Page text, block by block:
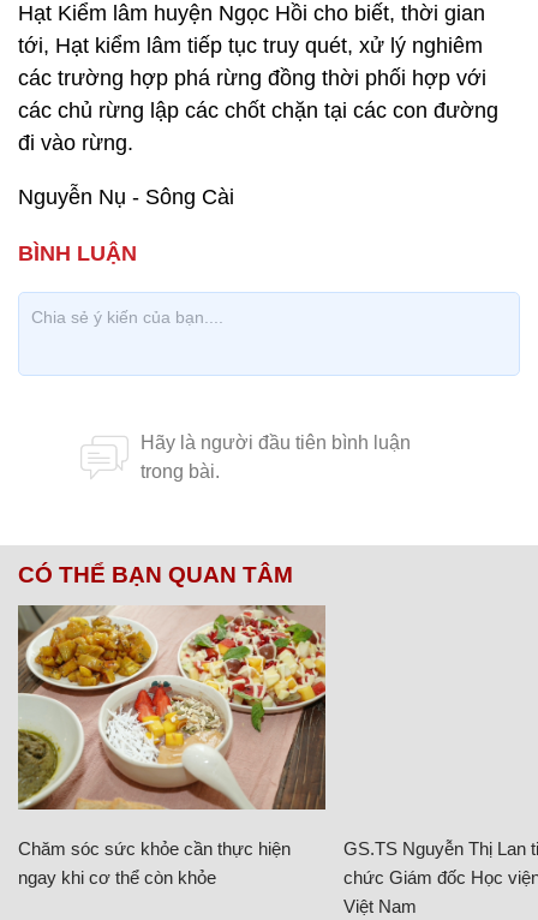
Hạt Kiểm lâm huyện Ngọc Hồi cho biết, thời gian
tới, Hạt kiểm lâm tiếp tục truy quét, xử lý nghiêm
các trường hợp phá rừng đồng thời phối hợp với
các chủ rừng lập các chốt chặn tại các con đường
đi vào rừng.
Nguyễn Nụ - Sông Cài
CÓ THỂ BẠN QUAN TÂM
Chăm sóc sức khỏe cần thực hiện
ngay khi cơ thể còn khỏe
GS.TS Nguyễn Thị Lan
chức Giám đốc Học
Việt Nam